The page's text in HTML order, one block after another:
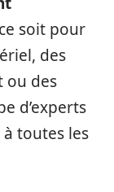
soit pour
des
ou des
d’experts
toutes les